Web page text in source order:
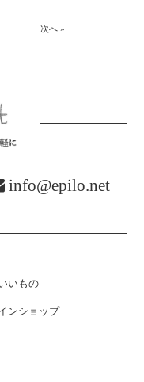
次へ »
info@epilo.net
いもの
ンショップ